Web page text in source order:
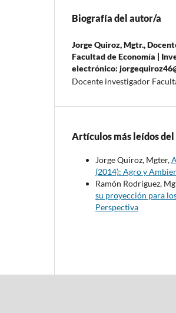
Biografía del autor/a
Jorge Quiroz, Mgtr.,
Facultad de Economía |
electrónico:
Docente investigador
Artículos más leídos
Jorge Quiroz, Mgter,
(2014): Agro y
Ramón Rodríguez,
su proyección para
Perspectiva